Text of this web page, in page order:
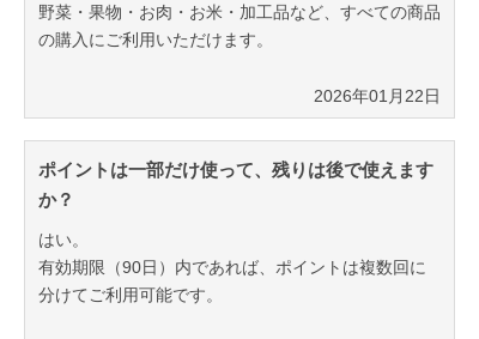
野菜・果物・お肉・お米・加工品など、すべての商品
の購入にご利用いただけます。
2026年01月22日
ポイントは一部だけ使って、残りは後で使えます
か？
はい。
有効期限（90日）内であれば、ポイントは複数回に
分けてご利用可能です。